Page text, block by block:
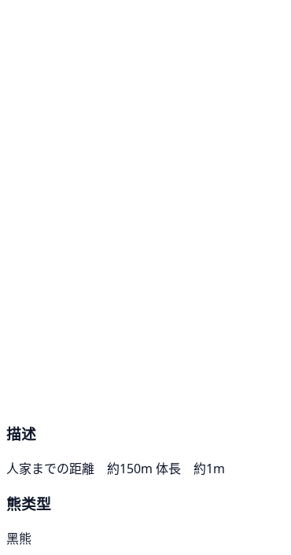
描述
人家までの距離 約150m 体長 約1m
熊类型
黑熊